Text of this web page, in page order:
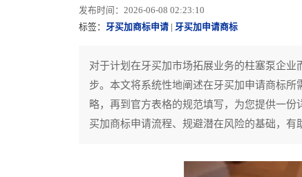
发布时间：2026-06-08 02:23:10
标签： 牙买加商标申请 牙买加申请商标
对于计划在牙买加市场拓展业务的柱塞泵企
步。本文将系统性地阐述在牙买加申请商标
略，再到官方表格的规范填写，为您提供一
买加商标申请流程、规避潜在风险的基础，有